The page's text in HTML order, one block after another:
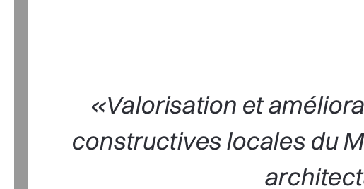
«Valorisation et
constructives locales du